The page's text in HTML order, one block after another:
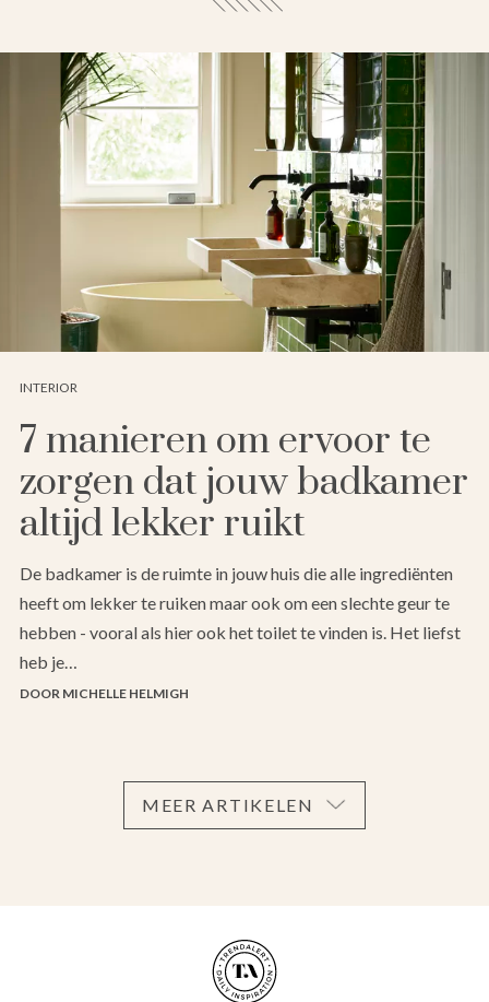
INTERIOR
7 manieren om ervoor te
zorgen dat jouw badkamer
altijd lekker ruikt
De badkamer is de ruimte in jouw huis die alle ingrediënten
heeft om lekker te ruiken maar ook om een slechte geur te
hebben - vooral als hier ook het toilet te vinden is. Het liefst
heb je…
DOOR MICHELLE HELMIGH
MEER ARTIKELEN